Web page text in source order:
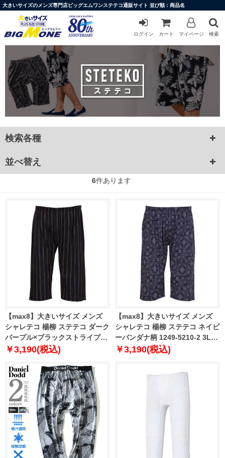
大きいサイズのメンズ専門店ビッグエムワンステテコ通販サイト 並び順：商品名
ログイン カート マイページ 検索
検索各種
並べ替え
6件あります
【max8】大きいサイズ メンズ
シャレテコ 楊柳 ステテコ ダーク
パープル×ブラックストライプ柄
1249-5210-1 3L 4L 5L 6L 7L 8L
￥3,190(税込)
【max8】大きいサイズ メンズ
シャレテコ 楊柳 ステテコ ネイビ
ーバンダナ柄 1249-5210-2 3L
4L 5L 6L 7L 8L
￥3,190(税込)